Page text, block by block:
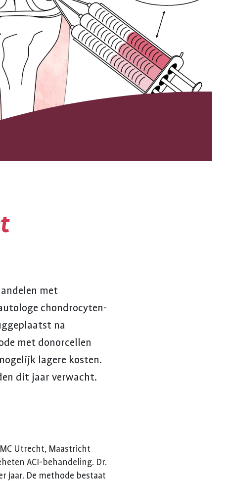
met
chondrocyten-
na
met donorcellen
lagere kosten.
dit jaar verwacht.
Utrecht, Maastricht
ACI-behandeling. Dr.
jaar. De methode bestaat